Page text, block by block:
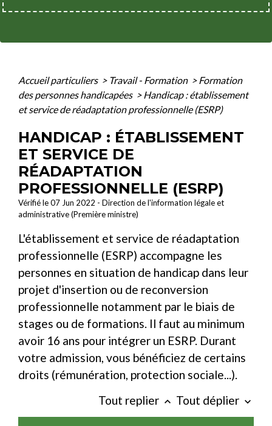
Accueil particuliers > Travail - Formation > Formation
des personnes handicapées > Handicap : établissement
et service de réadaptation professionnelle (ESRP)
HANDICAP : ÉTABLISSEMENT
ET SERVICE DE
RÉADAPTATION
PROFESSIONNELLE (ESRP)
Vérifié le 07 Jun 2022 - Direction de l'information légale et
administrative (Première ministre)
L'établissement et service de réadaptation
professionnelle (ESRP) accompagne les
personnes en situation de handicap dans leur
projet d'insertion ou de reconversion
professionnelle notamment par le biais de
stages ou de formations. Il faut au minimum
avoir 16 ans pour intégrer un ESRP. Durant
votre admission, vous bénéficiez de certains
droits (rémunération, protection sociale...).
Tout replier keyboard_arrow_up Tout déplier keyboard_arrow_down